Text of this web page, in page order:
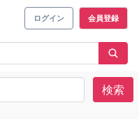
ログイン 会員登録
検索